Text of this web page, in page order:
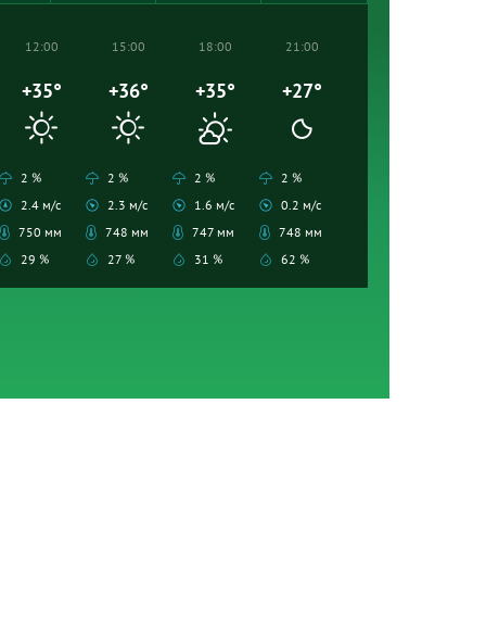
12:00
+35°
2 %
2.4 м/с
750 мм
29 %
15:00
+36°
2 %
2.3 м/с
748 мм
27 %
18:00
+35°
2 %
1.6 м/с
747 мм
31 %
21:00
+27°
2 %
0.2 м/с
748 мм
62 %